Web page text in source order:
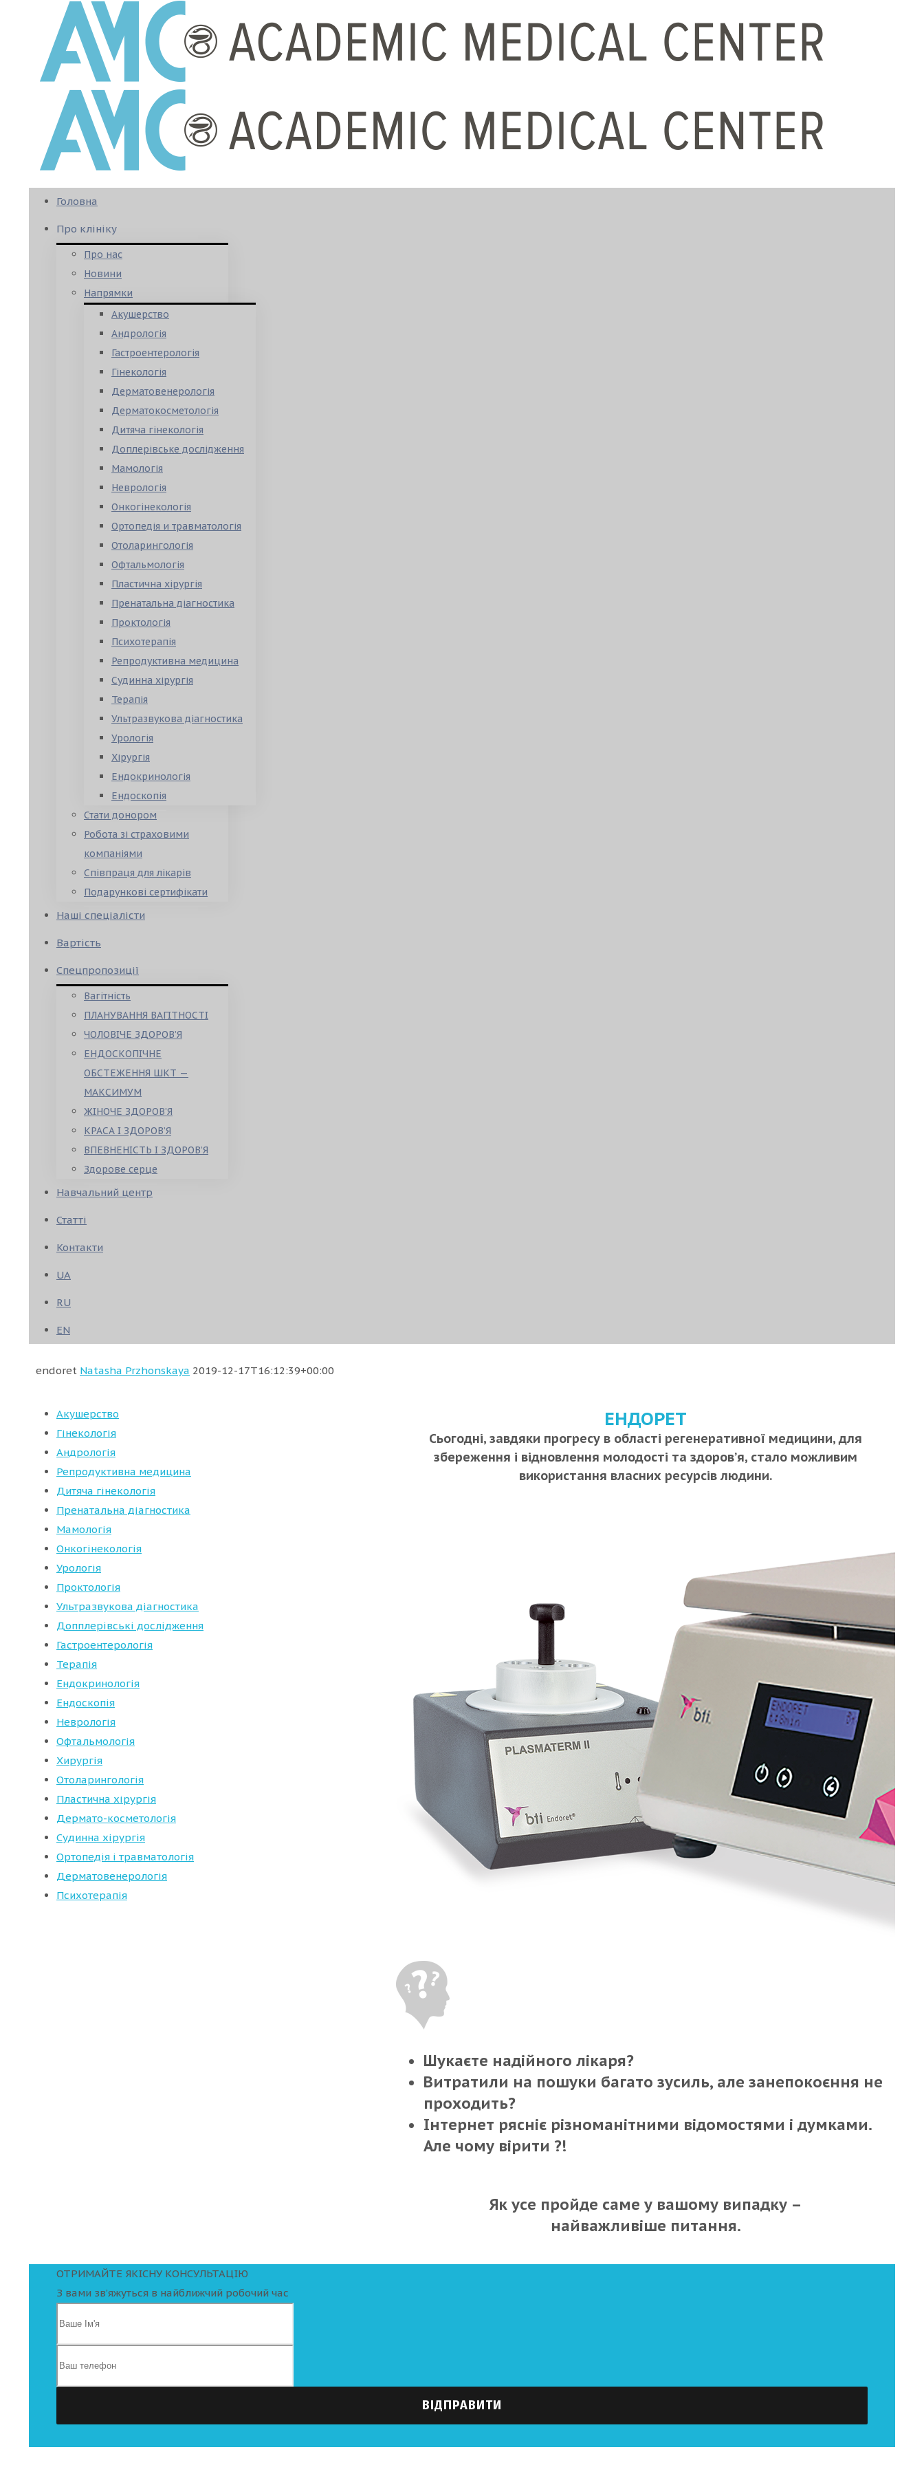
Головна
Про клініку
Про нас
Новини
Напрямки
Акушерство
Андрологія
Гастроентерологія
Гінекологія
Дерматовенерологія
Дерматокосметологія
Дитяча гінекологія
Доплерівське дослідження
Мамологія
Неврологія
Онкогінекологія
Ортопедія и травматологія
Отоларингологія
Офтальмологія
Пластична хірургія
Пренатальна діагностика
Проктологія
Психотерапія
Репродуктивна медицина
Судинна хірургія
Терапія
Ультразвукова діагностика
Урологія
Хірургія
Ендокринологія
Ендоскопія
Стати донором
Робота зі страховими
компаніями
Співпраця для лікарів
Подарункові сертифікати
Наші спеціалісти
Вартість
Спецпропозиції
Вагітність
ПЛАНУВАННЯ ВАГІТНОСТІ
ЧОЛОВІЧЕ ЗДОРОВ’Я
ЕНДОСКОПІЧНЕ
ОБСТЕЖЕННЯ ШКТ —
МАКСИМУМ
ЖІНОЧЕ ЗДОРОВ’Я
КРАСА І ЗДОРОВ’Я
ВПЕВНЕНІСТЬ І ЗДОРОВ’Я
Здорове серце
Навчальний центр
Статті
Контакти
UA
RU
EN
endoret Natasha Przhonskaya 2019-12-17T16:12:39+00:00
Акушерство
Гінекологія
Андрологія
Репродуктивна медицина
Дитяча гінекологія
Пренатальна діагностика
Мамологія
Онкогінекологія
Урологія
Проктологія
Ультразвукова діагностика
Допплерівські дослідження
Гастроентерологія
Терапія
Ендокринологія
Ендоскопія
Неврологія
Офтальмологія
Хирургія
Отоларингологія
Пластична хірургія
Дермато-косметологія
Судинна хірургія
Ортопедія і травматологія
Дерматовенерологія
Психотерапія
ЕНДОРЕТ
Сьогодні, завдяки прогресу в області регенеративної медицини, для
збереження і відновлення молодості та здоров’я, стало можливим
використання власних ресурсів людини.
Шукаєте надійного лікаря?
Витратили на пошуки багато зусиль, але занепокоєння не
проходить?
Інтернет рясніє різноманітними відомостями і думками.
Але чому вірити ?!
Як усе пройде саме у вашому випадку –
найважливіше питання.
ОТРИМАЙТЕ ЯКІСНУ КОНСУЛЬТАЦІЮ
З вами зв’яжуться в найближчий робочий час